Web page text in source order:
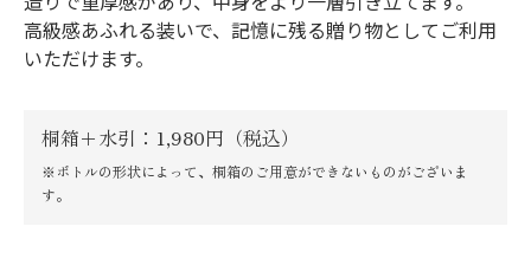
高級感あふれる装いで、記憶に残る贈り物としてご利用
いただけます。
桐箱＋水引：1,980円（税込）
※ボトルの形状によって、桐箱のご用意ができないものがございま
す。